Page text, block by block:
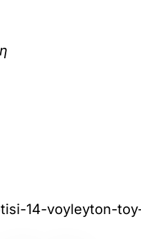
14-voyleyton-